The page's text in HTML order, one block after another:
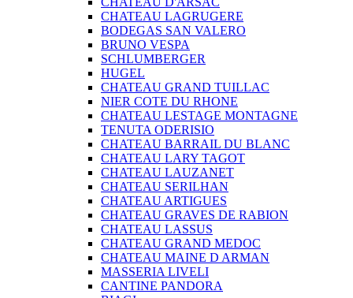
CHATEAU LAGRUGERE
BODEGAS SAN VALERO
BRUNO VESPA
SCHLUMBERGER
HUGEL
CHATEAU GRAND TUILLAC
NIER COTE DU RHONE
CHATEAU LESTAGE MONTAGNE
TENUTA ODERISIO
CHATEAU BARRAIL DU BLANC
CHATEAU LARY TAGOT
CHATEAU LAUZANET
CHATEAU SERILHAN
CHATEAU ARTIGUES
CHATEAU GRAVES DE RABION
CHATEAU LASSUS
CHATEAU GRAND MEDOC
CHATEAU MAINE D ARMAN
MASSERIA LIVELI
CANTINE PANDORA